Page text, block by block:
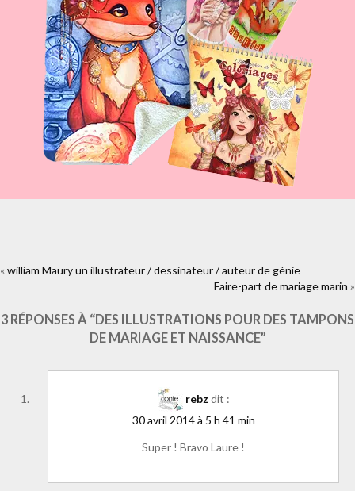
https://www.facebook.com/plugins/like.php?
href=https%3A%2F%2Fwww.laure-
«william Maury un illustrateur / dessinateur / auteur de génie
Faire-part de mariage marin »
3 RÉPONSES À “DES ILLUSTRATIONS POUR DES TAMPONS
DE MARIAGE ET NAISSANCE”
rebz dit :
30 avril 2014 à 5 h 41 min
Super ! Bravo Laure !